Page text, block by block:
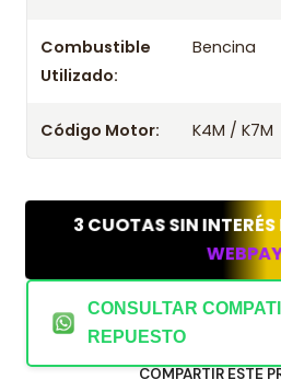
Kit Embrague 2 Piezas Rfc
2011
Combustible
Utilizado:
Bencina
Código Motor: K4M / K7M
3 CUOTAS SIN
CONSULTAR
REPUESTO
COMPARTIR ESTE